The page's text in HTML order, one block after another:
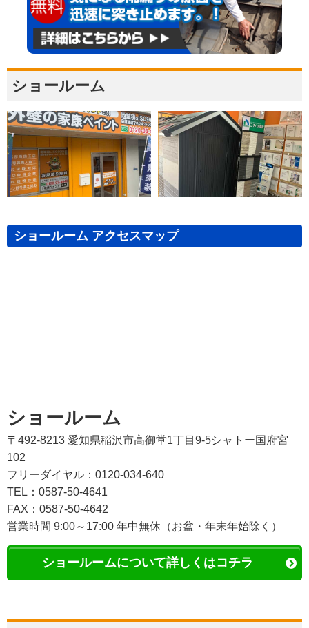
ショールーム
ショールーム アクセスマップ
ショールーム
〒492-8213 愛知県稲沢市高御堂1丁目9-5シャトー国府宮
102
フリーダイヤル：0120-034-640
TEL：0587-50-4641
FAX：0587-50-4642
営業時間 9:00～17:00 年中無休（お盆・年末年始除く）
ショールームについて詳しくはコチラ